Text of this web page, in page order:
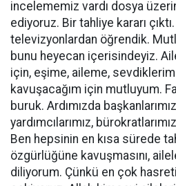
incelememiz vardı dosya
ediyoruz. Bir tahliye kararı
televizyonlardan öğrendik.
bunu heyecan içerisindeyiz.
için, eşime, aileme,
kavuşacağım için mutluyum.
buruk. Ardımızda
yardımcılarımız,
Ben hepsinin en kısa sürede
özgürlüğüne kavuşmasını,
diliyorum. Çünkü en çok